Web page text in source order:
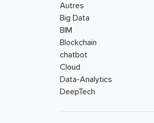
Autres
Big Data
BIM
Blockchain
chatbot
Cloud
Data-Analytics
DeepTech